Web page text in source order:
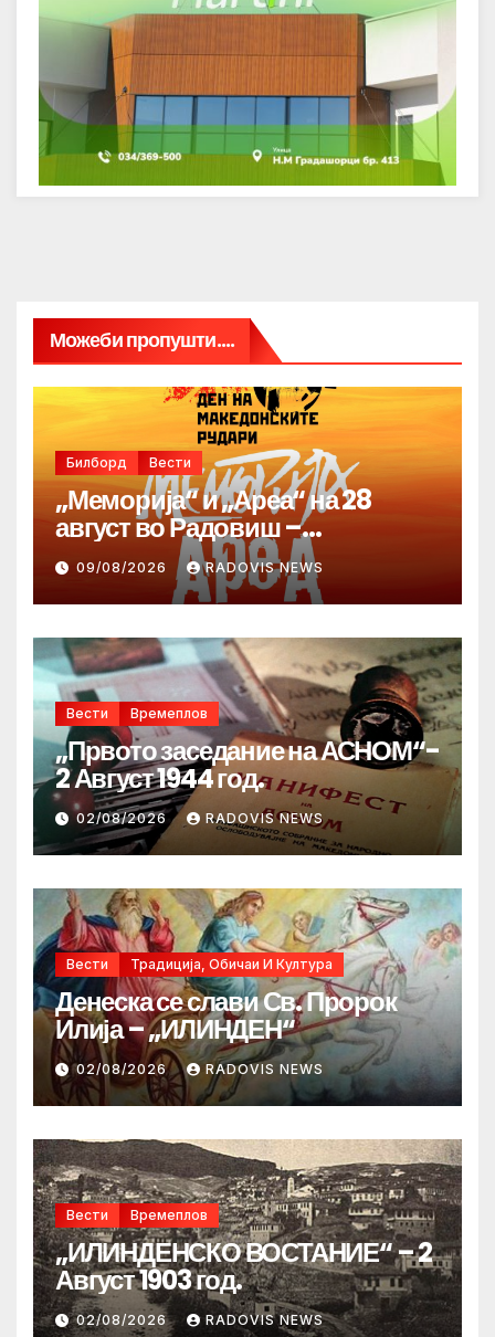
Можеби пропушти....
Билборд Вести
„Меморија“ и „Ареа“ на 28
август во Радовиш –
продолжува традицијата за
Денот на македонските рудари
09/08/2026 RADOVIS NEWS
Вести Времеплов
„Првото заседание на АСНОМ“-
2 Август 1944 год.
02/08/2026 RADOVIS NEWS
Вести Традиција, Обичаи И Култура
Денеска се слави Св. Пророк
Илија – „ИЛИНДЕН“
02/08/2026 RADOVIS NEWS
Вести Времеплов
„ИЛИНДЕНСКО ВОСТАНИЕ“ – 2
Август 1903 год.
02/08/2026 RADOVIS NEWS